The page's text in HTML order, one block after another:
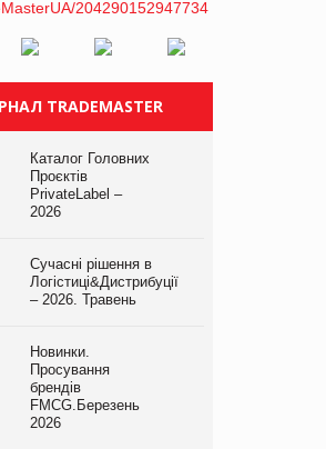
знав» про
покупці
на
TRADEMASTER
Каталог Головних
Проєктів
PrivateLabel –
2026
Сучасні рішення в
Логістиці&Дистрибуції
– 2026. Травень
Новинки.
Просування
брендів
FMCG.Березень
2026